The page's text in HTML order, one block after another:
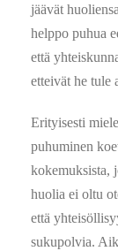
jäävät
helppo puhua
että
etteivät he tule
Erityisesti
puhuminen
kokemuksista,
huolia ei oltu
että
sukupolvia.